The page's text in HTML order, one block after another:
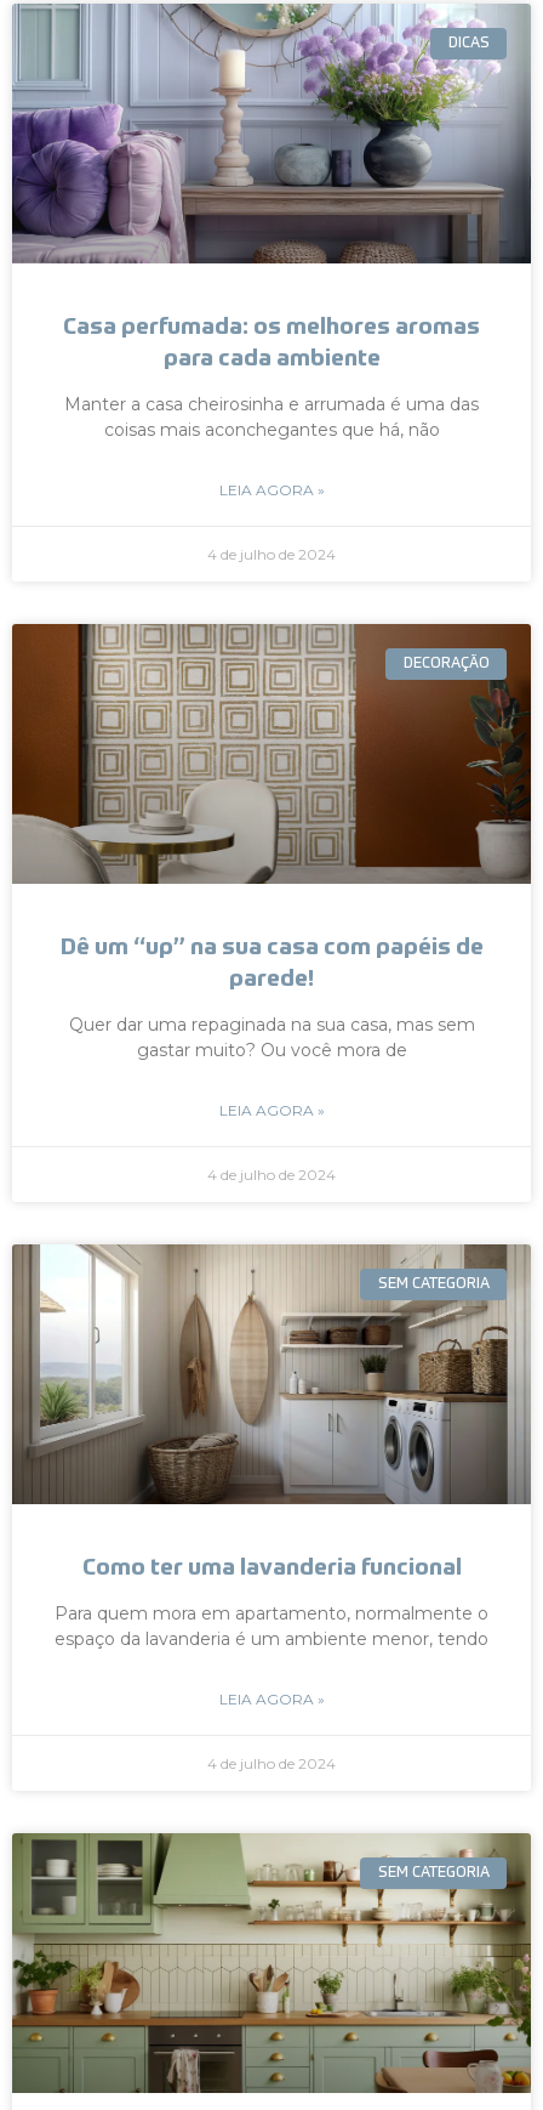
DICAS
Casa perfumada: os melhores aromas
para cada ambiente
Manter a casa cheirosinha e arrumada é uma das
coisas mais aconchegantes que há, não
LEIA AGORA »
4 de julho de 2024
DECORAÇÃO
Dê um “up” na sua casa com papéis de
parede!
Quer dar uma repaginada na sua casa, mas sem
gastar muito? Ou você mora de
LEIA AGORA »
4 de julho de 2024
SEM CATEGORIA
Como ter uma lavanderia funcional
Para quem mora em apartamento, normalmente o
espaço da lavanderia é um ambiente menor, tendo
LEIA AGORA »
4 de julho de 2024
SEM CATEGORIA